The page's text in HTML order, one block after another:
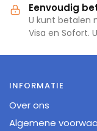
Eenvoudig
U kunt betalen
Visa en Sofort.
INFORMATIE
Over ons
Algemene